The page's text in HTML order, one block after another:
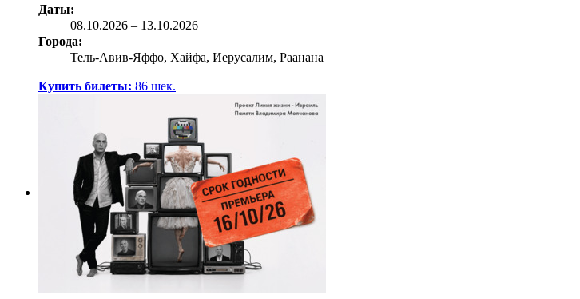
Даты:
08.10.2026 – 13.10.2026
Города:
Тель-Авив-Яффо, Хайфа, Иерусалим, Раанана
Купить билеты: 86 шек.